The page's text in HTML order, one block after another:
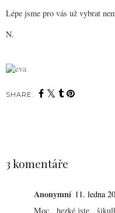
Lépe jsme pro vás už vybrat
N.
SHARE:
3 komentáře
Anonymní 11. ledna
Moc hezké,jste